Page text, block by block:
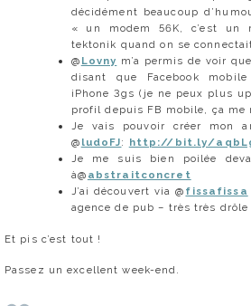
décidément beaucoup
« un modem 56K, c’est un
tektonik quand on se
@ Lovny m’a permis de voir
disant que Facebook
iPhone 3gs (je ne peux plus
profil depuis FB mobile, ça me
Je vais pouvoir créer mon
@ ludoFJ: http://bit.ly/
Je me suis bien poilée
à@ abstraitconcret
J’ai découvert via @ fissafissa
agence de pub – très très drôle
Et pis c’est tout !
Passez un excellent week-end.